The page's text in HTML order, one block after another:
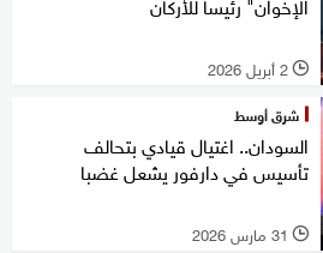
l 2 أبريل 2026
شرق أوسط
السودان.. اغتيال قيادي بتحالف
تأسيس في دارفور يشعل غضبا
l 31 مارس 2026